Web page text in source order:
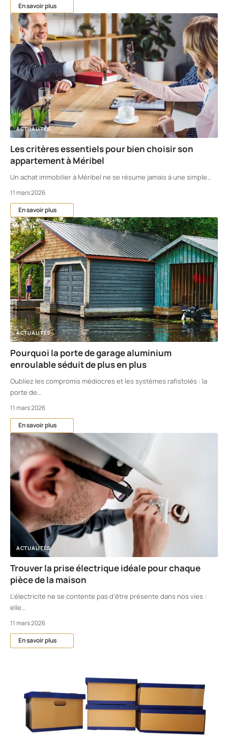
En savoir plus
ACTUALITÉS
Les critères essentiels pour bien choisir son
appartement à Méribel
Un achat immobilier à Méribel ne se résume jamais à une simple…
11 mars 2026
En savoir plus
ACTUALITÉS
Pourquoi la porte de garage aluminium
enroulable séduit de plus en plus
Oubliez les compromis médiocres et les systèmes rafistolés : la
porte de…
11 mars 2026
En savoir plus
ACTUALITÉS
Trouver la prise électrique idéale pour chaque
pièce de la maison
L'électricité ne se contente pas d'être présente dans nos vies :
elle…
11 mars 2026
En savoir plus